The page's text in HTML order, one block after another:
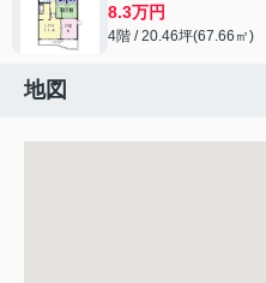
8.3万円
4階 / 20.46坪(67.66㎡)
地図